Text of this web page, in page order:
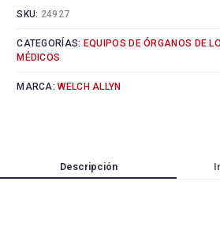
SKU: 24927
CATEGORÍAS: EQUIPOS DE ÓRGANOS DE
MÉDICOS
MARCA:WELCH ALLYN
Descripción